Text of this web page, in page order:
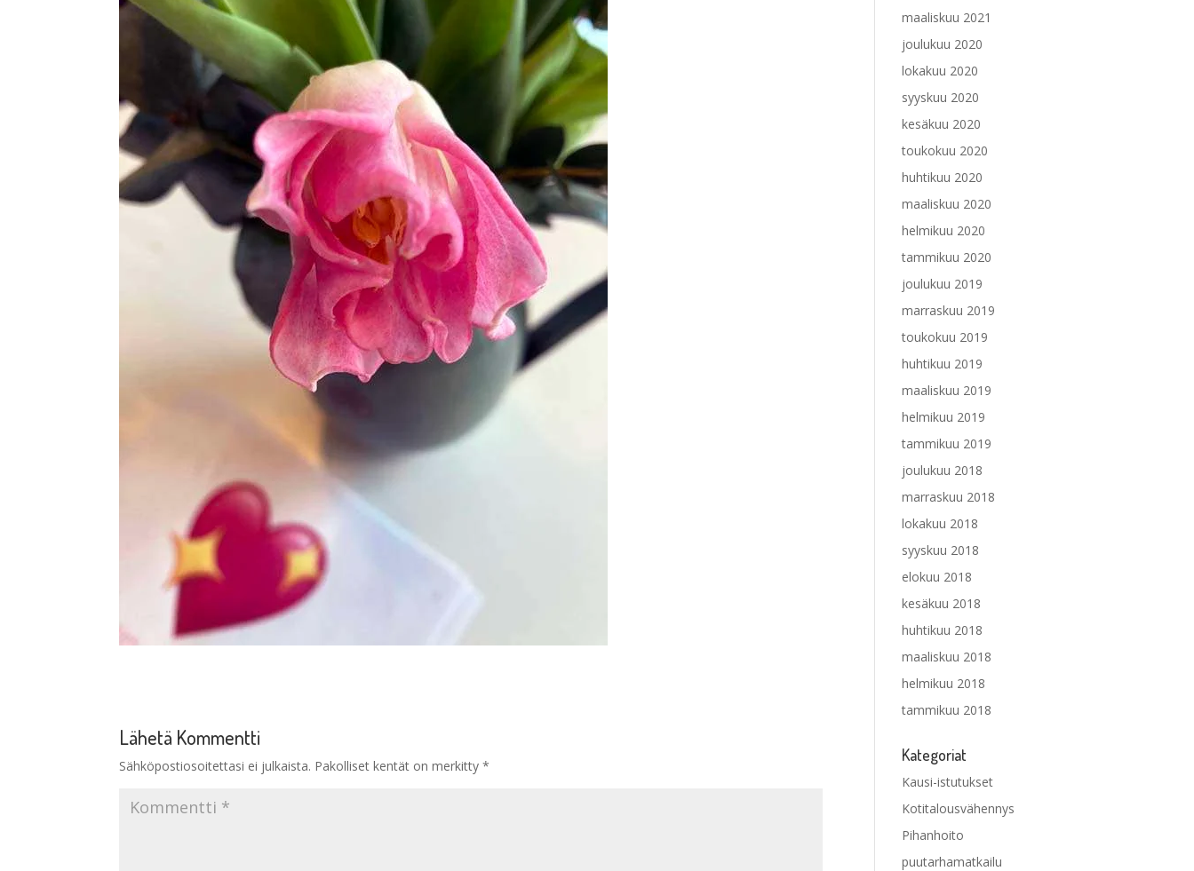
Lähetä Kommentti
Sähköpostiosoitettasi ei julkaista. Pakolliset kentät on merkitty*
maaliskuu 2021
joulukuu 2020
lokakuu 2020
syyskuu 2020
kesäkuu 2020
toukokuu 2020
huhtikuu 2020
maaliskuu 2020
helmikuu 2020
tammikuu 2020
joulukuu 2019
marraskuu 2019
toukokuu 2019
huhtikuu 2019
maaliskuu 2019
helmikuu 2019
tammikuu 2019
joulukuu 2018
marraskuu 2018
lokakuu 2018
syyskuu 2018
elokuu 2018
kesäkuu 2018
huhtikuu 2018
maaliskuu 2018
helmikuu 2018
tammikuu 2018
Kategoriat
Kausi-istutukset
Kotitalousvähennys
Pihanhoito
puutarhamatkailu